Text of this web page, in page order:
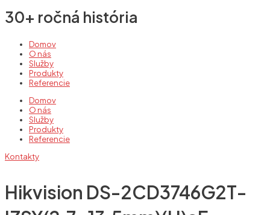
30+ ročná história
Domov
O nás
Služby
Produkty
Referencie
Domov
O nás
Služby
Produkty
Referencie
Kontakty
Hikvision DS-2CD3746G2T-